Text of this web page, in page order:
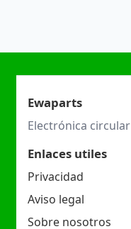
Ewaparts
Electrónica circular
Enlaces utiles
Privacidad
Aviso legal
Sobre nosotros